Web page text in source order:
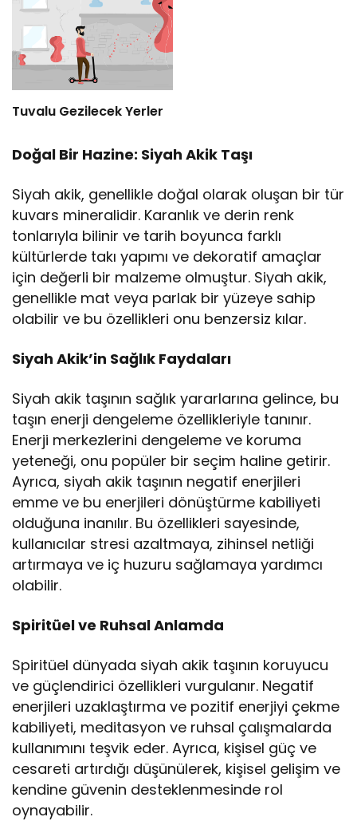
Tuvalu Gezilecek Yerler
Doğal Bir Hazine: Siyah Akik Taşı
Siyah akik, genellikle doğal olarak oluşan bir tür
kuvars mineralidir. Karanlık ve derin renk
tonlarıyla bilinir ve tarih boyunca farklı
kültürlerde takı yapımı ve dekoratif amaçlar
için değerli bir malzeme olmuştur. Siyah akik,
genellikle mat veya parlak bir yüzeye sahip
olabilir ve bu özellikleri onu benzersiz kılar.
Siyah Akik’in Sağlık Faydaları
Siyah akik taşının sağlık yararlarına gelince, bu
taşın enerji dengeleme özellikleriyle tanınır.
Enerji merkezlerini dengeleme ve koruma
yeteneği, onu popüler bir seçim haline getirir.
Ayrıca, siyah akik taşının negatif enerjileri
emme ve bu enerjileri dönüştürme kabiliyeti
olduğuna inanılır. Bu özellikleri sayesinde,
kullanıcılar stresi azaltmaya, zihinsel netliği
artırmaya ve iç huzuru sağlamaya yardımcı
olabilir.
Spiritüel ve Ruhsal Anlamda
Spiritüel dünyada siyah akik taşının koruyucu
ve güçlendirici özellikleri vurgulanır. Negatif
enerjileri uzaklaştırma ve pozitif enerjiyi çekme
kabiliyeti, meditasyon ve ruhsal çalışmalarda
kullanımını teşvik eder. Ayrıca, kişisel güç ve
cesareti artırdığı düşünülerek, kişisel gelişim ve
kendine güvenin desteklenmesinde rol
oynayabilir.